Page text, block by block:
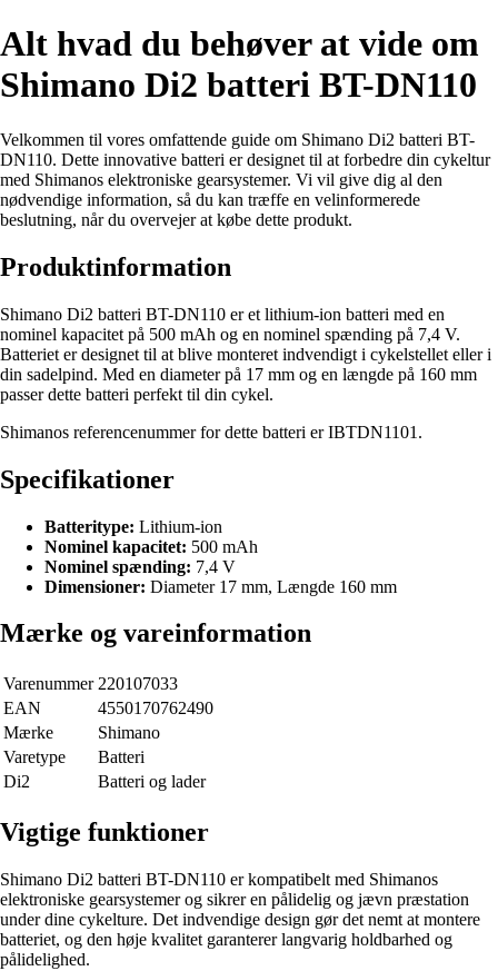
Alt hvad du behøver at vide om
Shimano Di2 batteri BT-DN110
Velkommen til vores omfattende guide om Shimano Di2 batteri BT-
DN110. Dette innovative batteri er designet til at forbedre din cykeltur
med Shimanos elektroniske gearsystemer. Vi vil give dig al den
nødvendige information, så du kan træffe en velinformerede
beslutning, når du overvejer at købe dette produkt.
Produktinformation
Shimano Di2 batteri BT-DN110 er et lithium-ion batteri med en
nominel kapacitet på 500 mAh og en nominel spænding på 7,4 V.
Batteriet er designet til at blive monteret indvendigt i cykelstellet eller i
din sadelpind. Med en diameter på 17 mm og en længde på 160 mm
passer dette batteri perfekt til din cykel.
Shimanos referencenummer for dette batteri er IBTDN1101.
Specifikationer
Batteritype: Lithium-ion
Nominel kapacitet: 500 mAh
Nominel spænding: 7,4 V
Dimensioner: Diameter 17 mm, Længde 160 mm
Mærke og vareinformation
Varenummer 220107033
EAN
4550170762490
Mærke
Shimano
Varetype
Batteri
Di2
Batteri og lader
Vigtige funktioner
Shimano Di2 batteri BT-DN110 er kompatibelt med Shimanos
elektroniske gearsystemer og sikrer en pålidelig og jævn præstation
under dine cykelture. Det indvendige design gør det nemt at montere
batteriet, og den høje kvalitet garanterer langvarig holdbarhed og
pålidelighed.